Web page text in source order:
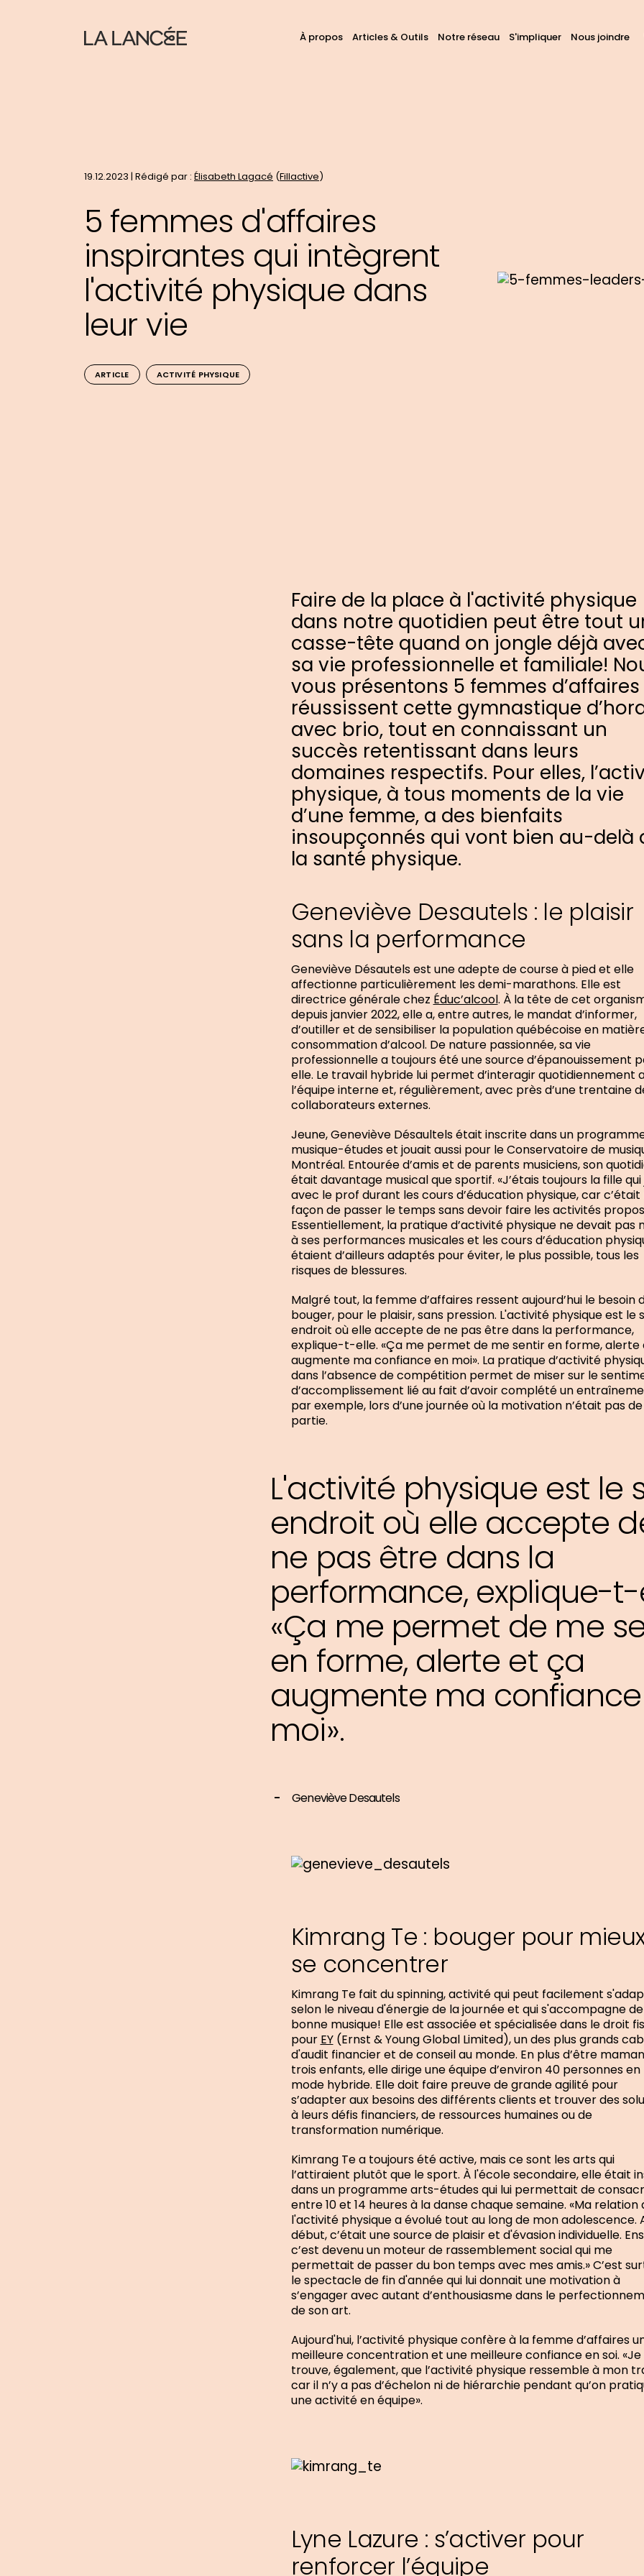
Navigation
À propos Articles & Outils Notre réseau S'impliquer Nous joindre
Chercher
19.12.2023 | Rédigé par : Élisabeth Lagacé (Fillactive)
5 femmes d'affaires
inspirantes qui intègrent
l'activité physique dans
leur vie
ARTICLE ACTIVITÉ PHYSIQUE
Faire de la place à l'activité physique
dans notre quotidien peut être tout
casse-tête quand on jongle déjà
sa vie professionnelle et familiale!
vous présentons 5 femmes
réussissent cette gymnastique
avec brio, tout en connaissant un
succès retentissant dans leurs
domaines respectifs. Pour elles,
physique, à tous moments de la vie
d’une femme, a des bienfaits
insoupçonnés qui vont bien au-delà
la santé physique.
Geneviève Desautels : le plaisir
sans la performance
Geneviève Désautels est une adepte de course à pied et elle
affectionne particulièrement les demi-marathons. Elle est
directrice générale chez Éduc’alcool. À la tête de cet
depuis janvier 2022, elle a, entre autres, le mandat d’informer,
d’outiller et de sensibiliser la population québécoise en
consommation d’alcool. De nature passionnée, sa vie
professionnelle a toujours été une source d’épanouissement
elle. Le travail hybride lui permet d’interagir quotidiennement
l’équipe interne et, régulièrement, avec près d’une trentaine
collaborateurs externes.
Jeune, Geneviève Désaultels était inscrite dans un
musique-études et jouait aussi pour le Conservatoire de
Montréal. Entourée d’amis et de parents musiciens, son
était davantage musical que sportif. «J’étais toujours la fille qui
avec le prof durant les cours d’éducation physique, car c’était
façon de passer le temps sans devoir faire les activités
Essentiellement, la pratique d’activité physique ne devait pas
à ses performances musicales et les cours d’éducation
étaient d’ailleurs adaptés pour éviter, le plus possible, tous les
risques de blessures.
Malgré tout, la femme d’affaires ressent aujourd’hui le besoin
bouger, pour le plaisir, sans pression. L'activité physique est le
endroit où elle accepte de ne pas être dans la performance,
explique-t-elle. «Ça me permet de me sentir en forme, alerte
augmente ma confiance en moi». La pratique d’activité
dans l’absence de compétition permet de miser sur le
d’accomplissement lié au fait d’avoir complété un
par exemple, lors d’une journée où la motivation n’était pas
partie.
L'activité physique est le
endroit où elle accepte
ne pas être dans la
performance, explique-t-
«Ça me permet de me
en forme, alerte et ça
augmente ma
moi».
Geneviève Desautels
Kimrang Te : bouger pour
se concentrer
Kimrang Te fait du spinning, activité qui peut facilement
selon le niveau d'énergie de la journée et qui s'accompagne de
bonne musique! Elle est associée et spécialisée dans le droit
pour EY(Ernst & Young Global Limited), un des plus grands
d'audit financier et de conseil au monde. En plus d’être
trois enfants, elle dirige une équipe d’environ 40 personnes en
mode hybride. Elle doit faire preuve de grande agilité pour
s’adapter aux besoins des différents clients et trouver des
à leurs défis financiers, de ressources humaines ou de
transformation numérique.
Kimrang Te a toujours été active, mais ce sont les arts qui
l’attiraient plutôt que le sport. À l'école secondaire, elle était
dans un programme arts-études qui lui permettait de
entre 10 et 14 heures à la danse chaque semaine. «Ma relation
l'activité physique a évolué tout au long de mon adolescence.
début, c’était une source de plaisir et d'évasion individuelle.
c’est devenu un moteur de rassemblement social qui me
permettait de passer du bon temps avec mes amis.» C’est
le spectacle de fin d'année qui lui donnait une motivation à
s’engager avec autant d’enthousiasme dans le
de son art.
Aujourd'hui, l’activité physique confère à la femme d’affaires
meilleure concentration et une meilleure confiance en soi. «Je
trouve, également, que l’activité physique ressemble à mon
car il n’y a pas d’échelon ni de hiérarchie pendant qu’on
une activité en équipe».
Lyne Lazure : s’activer pour
renforcer l’équipe